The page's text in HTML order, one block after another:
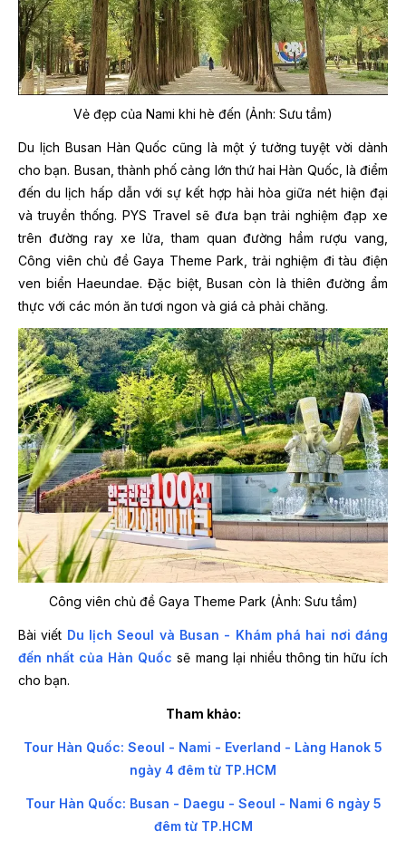
Vẻ đẹp của Nami khi hè đến (Ảnh: Sưu tầm)
Du lịch Busan Hàn Quốc cũng là một ý tưởng tuyệt vời dành
cho bạn. Busan, thành phố cảng lớn thứ hai Hàn Quốc, là điểm
đến du lịch hấp dẫn với sự kết hợp hài hòa giữa nét hiện đại
và truyền thống. PYS Travel sẽ đưa bạn trải nghiệm đạp xe
trên đường ray xe lửa, tham quan đường hầm rượu vang,
Công viên chủ đề Gaya Theme Park, trải nghiệm đi tàu điện
ven biển Haeundae. Đặc biệt, Busan còn là thiên đường ẩm
thực với các món ăn tươi ngon và giá cả phải chăng.
Công viên chủ đề Gaya Theme Park (Ảnh: Sưu tầm)
Bài viết Du lịch Seoul và Busan - Khám phá hai nơi đáng
đến nhất của Hàn Quốc sẽ mang lại nhiều thông tin hữu ích
cho bạn.
Tham khảo:
Tour Hàn Quốc: Seoul - Nami - Everland - Làng Hanok 5
ngày 4 đêm từ TP.HCM
Tour Hàn Quốc: Busan - Daegu - Seoul - Nami 6 ngày 5
đêm từ TP.HCM